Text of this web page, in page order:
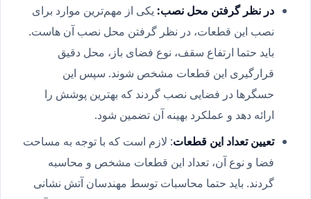
در نظر گرفتن محل نصب: یکی از مهم‌ترین موارد برای
نصب این قطعات، در نظر گرفتن محل نصب آن هاست.
باید حتما ارتفاع سقف، نوع فضای باز، محل دقیق
قرارگیری این قطعات مشخص شوند. سپس این
حسگرها در فضایی نصب گردند که بهترین پوشش را
ارائه دهد و عملکرد بهینه آن تضمین شود.
تعیین تعداد این قطعات: لازم است که با توجه به مساحت
فضا و نوع آن، تعداد این قطعات مشخص و محاسبه
گردند. باید حتما محاسبات توسط مهندسان آتش نشانی